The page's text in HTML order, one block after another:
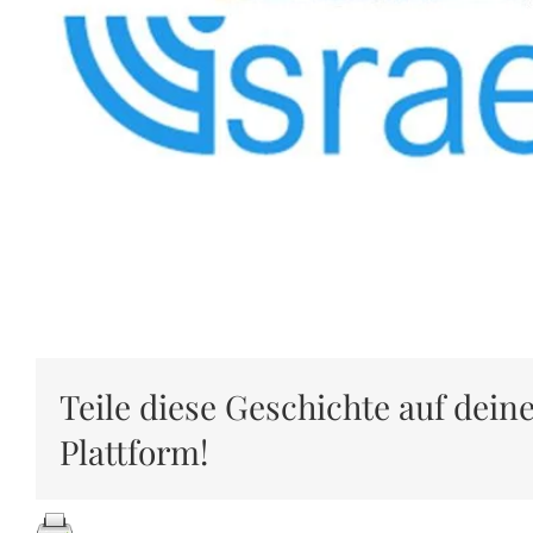
Teile diese Geschichte auf
Plattform!